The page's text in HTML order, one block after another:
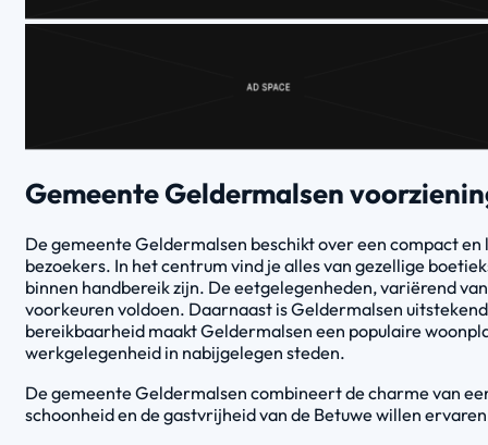
Gemeente Geldermalsen
De gemeente Geldermalsen beschikt over een compact
bezoekers. In het centrum vind je alles van gezellige
binnen handbereik zijn. De eetgelegenheden, variërend
voorkeuren voldoen. Daarnaast is Geldermalsen
bereikbaarheid maakt Geldermalsen een populaire
werkgelegenheid in nabijgelegen steden.
De gemeente Geldermalsen combineert de charme van
schoonheid en de gastvrijheid van de Betuwe willen